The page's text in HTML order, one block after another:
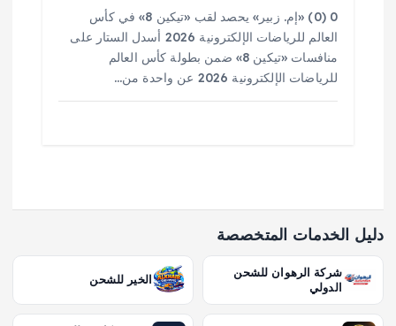
0 (0) «إم. زبير» يحصد لقب «تيكين 8» في كأس
العالم للرياضات الإلكترونية 2026 أسدل الستار على
منافسات «تيكين 8» ضمن بطولة كأس العالم
للرياضات الإلكترونية 2026 عن واحدة من…
دليل الخدمات المتخصصة
شركة الرهوان للشحن
الدولي
الخير للشحن